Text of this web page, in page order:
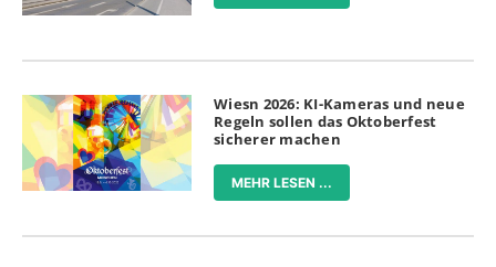
Wiesn 2026: KI-Kameras und neue
Regeln sollen das Oktoberfest
sicherer machen
MEHR LESEN ...